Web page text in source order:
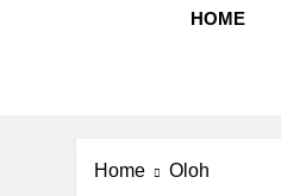
HOME
Home Oloh